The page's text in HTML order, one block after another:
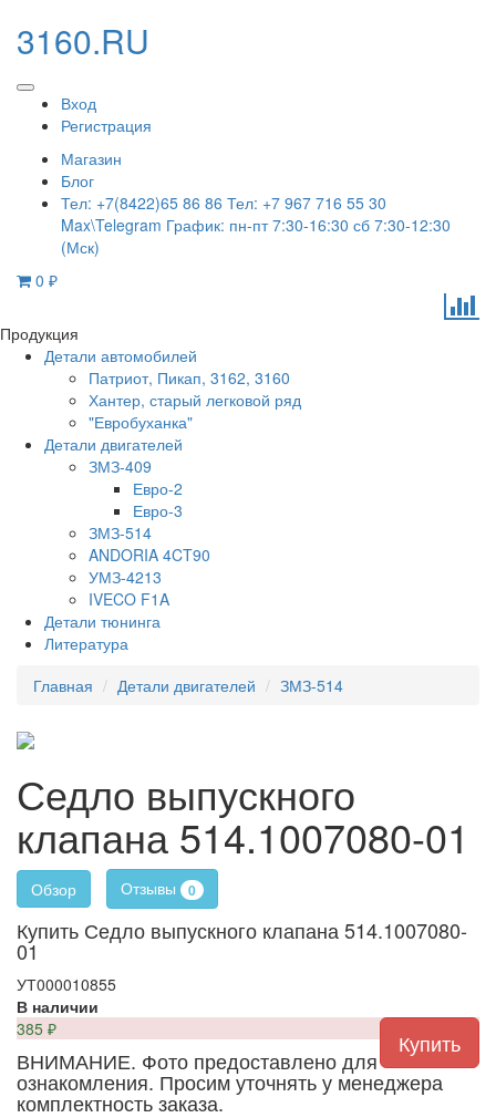
3160.RU
Вход
Регистрация
Магазин
Блог
Тел: +7(8422)65 86 86 Тел: +7 967 716 55 30
Max\Telegram График: пн-пт 7:30-16:30 сб 7:30-12:30
(Мск)
0 ₽
Продукция
Детали автомобилей
Патриот, Пикап, 3162, 3160
Хантер, старый легковой ряд
"Евробуханка"
Детали двигателей
ЗМЗ-409
Евро-2
Евро-3
ЗМЗ-514
ANDORIA 4CT90
УМЗ-4213
IVECO F1A
Детали тюнинга
Литература
Главная
Детали двигателей ЗМЗ-514
Седло выпускного
клапана 514.1007080-01
Обзор Отзывы 0
Купить Седло выпускного клапана 514.1007080-
01
УТ000010855
В наличии
385 ₽
ВНИМАНИЕ. Фото предоставлено для
ознакомления. Просим уточнять у менеджера
комплектность заказа.